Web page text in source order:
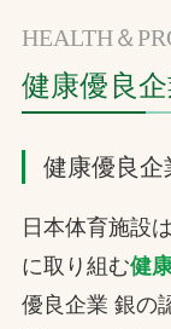
レポート
製品・サービス
施工・管理実績
会社概要
採用情報
HEALTH＆
健康優良
健康優良企
日本体育施設
に取り組む健
優良企業 銀の